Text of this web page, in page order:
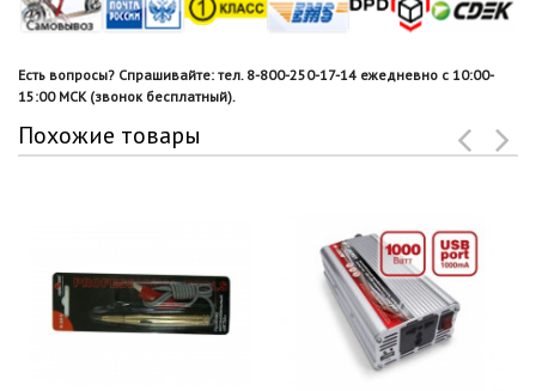
Есть вопросы? Спрашивайте: тел. 8-800-250-17-14 ежедневно с 10:00-
15:00 МСК (звонок бесплатный).
Похожие товары